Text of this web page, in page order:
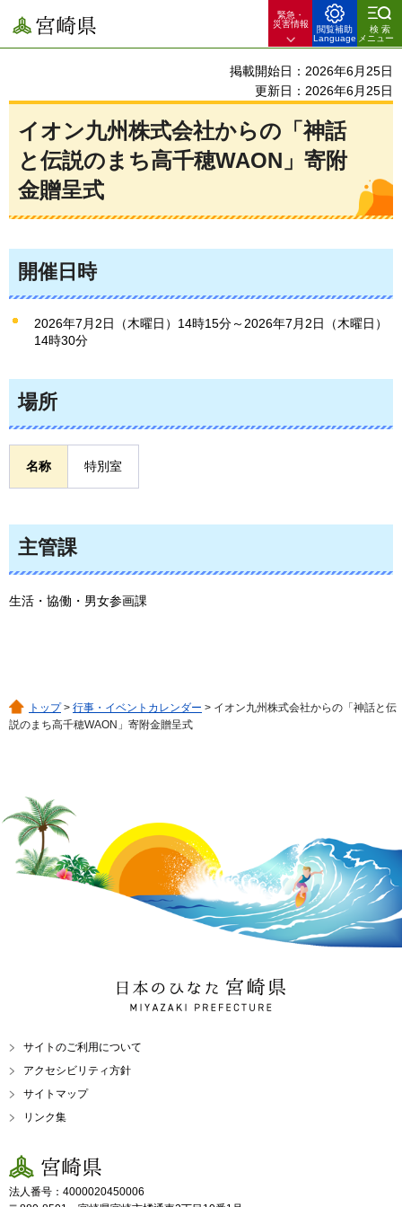
宮崎県
緊急・
災害情報
閲覧補助
Language
検索
メニュー
掲載開始日：2026年6月25日
更新日：2026年6月25日
イオン九州株式会社からの「神話
と伝説のまち高千穂WAON」寄附
金贈呈式
開催日時
2026年7月2日（木曜日）14時15分～2026年7月2日（木曜日）
14時30分
場所
名称 特別室
主管課
生活・協働・男女参画課
トップ> 行事・イベントカレンダー > イオン九州株式会社からの「神話と伝
説のまち高千穂WAON」寄附金贈呈式
日本のひなた 宮崎県
MIYAZAKI PREFECTURE
サイトのご利用について
アクセシビリティ方針
サイトマップ
リンク集
宮崎県
法人番号：4000020450006